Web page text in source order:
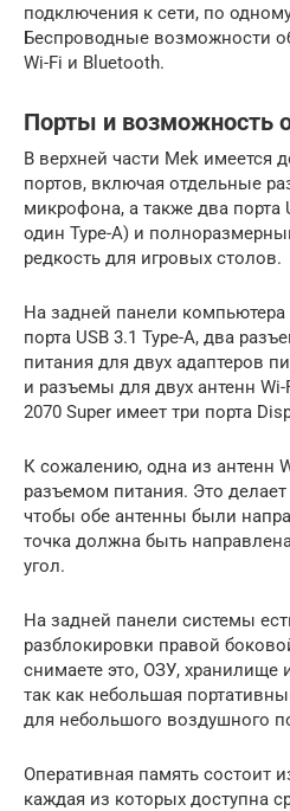
подключения к сети, по
Беспроводные возможности
Wi-Fi и Bluetooth.
Порты и возможность
В верхней части Mek имеется
портов, включая отдельные
микрофона, а также два порта
один Type-A) и
редкость для игровых столов.
На задней панели
порта USB 3.1 Type-A, два
питания для двух адаптеров
и разъемы для двух антенн Wi-
2070 Super имеет три порта
К сожалению, одна из антенн
разъемом питания. Это
чтобы обе антенны были
точка должна быть
угол.
На задней панели системы
разблокировки правой
снимаете это, ОЗУ, хранилище
так как небольшая
для небольшого воздушного
Оперативная память состоит
каждая из которых доступна